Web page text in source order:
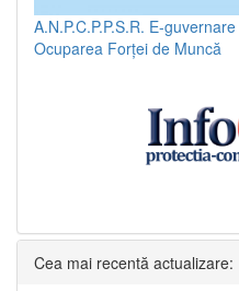
A.N.P.C.P.P.S.R. E-guvernare
Ocuparea Forței de Muncă
Cea mai recentă actualizare: